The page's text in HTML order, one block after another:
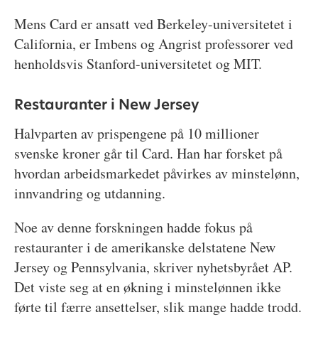
Mens Card er ansatt ved Berkeley-universitetet i
California, er Imbens og Angrist professorer ved
henholdsvis Stanford-universitetet og MIT.
Restauranter i New Jersey
Halvparten av prispengene på 10 millioner
svenske kroner går til Card. Han har forsket på
hvordan arbeidsmarkedet påvirkes av minstelønn,
innvandring og utdanning.
Noe av denne forskningen hadde fokus på
restauranter i de amerikanske delstatene New
Jersey og Pennsylvania, skriver nyhetsbyrået AP.
Det viste seg at en økning i minstelønnen ikke
førte til færre ansettelser, slik mange hadde trodd.